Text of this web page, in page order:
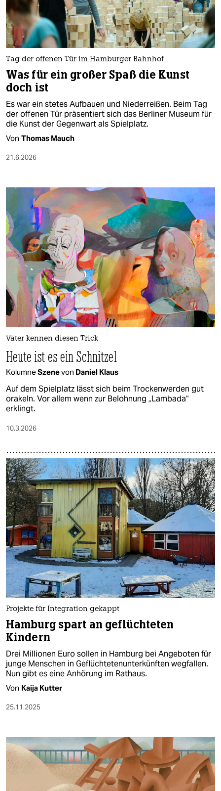
nord
wahrheit
verlag
verlag
veranstaltungen
shop
abo
genossenschaft
epaper login
Tag der offenen Tür im Hamburger Bahnhof
Was für ein großer Spaß die Kunst
doch ist
Es war ein stetes Aufbauen und Niederreißen. Beim Tag
der offenen Tür präsentiert sich das Berliner Museum für
die Kunst der Gegenwart als Spielplatz.
Von Thomas Mauch
21.6.2026
Väter kennen diesen Trick
Heute ist es ein Schnitzel
KolumneSzenevon Daniel Klaus
Auf dem Spielplatz lässt sich beim Trockenwerden gut
orakeln. Vor allem wenn zur Belohnung „Lambada“
erklingt.
10.3.2026
Projekte für Integration gekappt
Hamburg spart an geflüchteten
Kindern
Drei Millionen Euro sollen in Hamburg bei Angeboten für
junge Menschen in Geflüchtetenunterkünften wegfallen.
Nun gibt es eine Anhörung im Rathaus.
Von Kaija Kutter
25.11.2025